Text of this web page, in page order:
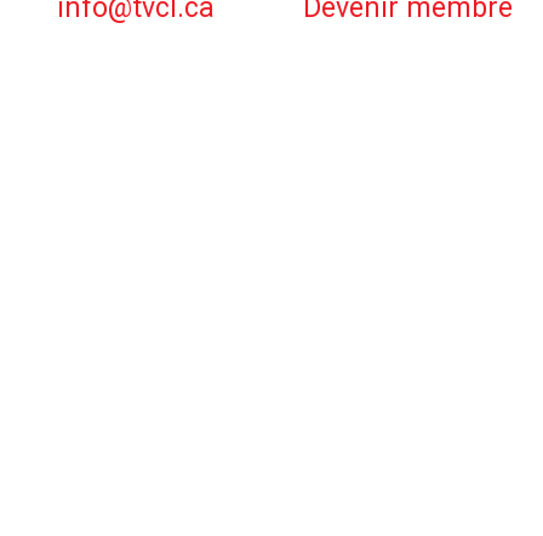
info@tvcl.ca Devenir membre